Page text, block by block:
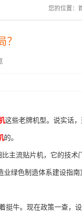
您的位置：
这些老牌机型。说实话
的。
主流贴片机，它的技术
绿色制造体系建设指
挺牛。现在政策一查，